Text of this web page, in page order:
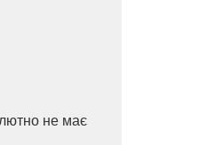
не має